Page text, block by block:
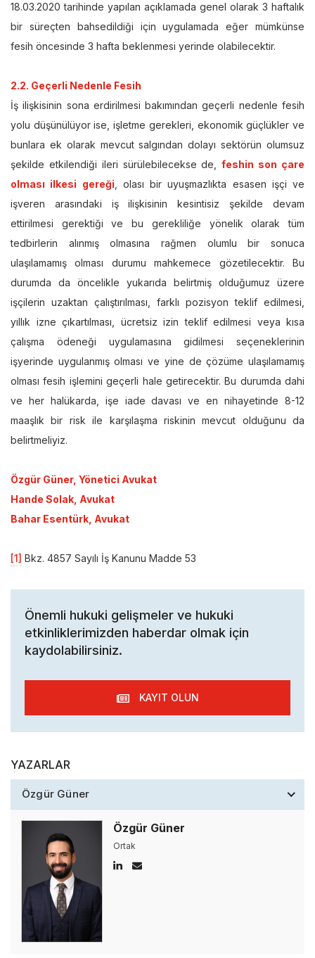
18.03.2020 tarihinde yapılan açıklamada genel olarak 3 haftalık
bir süreçten bahsedildiği için uygulamada eğer mümkünse
fesih öncesinde 3 hafta beklenmesi yerinde olabilecektir.
2.2. Geçerli Nedenle Fesih
İş ilişkisinin sona erdirilmesi bakımından geçerli nedenle fesih
yolu düşünülüyor ise, işletme gerekleri, ekonomik güçlükler ve
bunlara ek olarak mevcut salgından dolayı sektörün olumsuz
şekilde etkilendiği ileri sürülebilecekse de,feshin son çare
olması ilkesi gereği , olası bir uyuşmazlıkta esasen işçi ve
işveren arasındaki iş ilişkisinin kesintisiz şekilde devam
ettirilmesi gerektiği ve bu gerekliliğe yönelik olarak tüm
tedbirlerin alınmış olmasına rağmen olumlu bir sonuca
ulaşılamamış olması durumu mahkemece gözetilecektir. Bu
durumda da öncelikle yukarıda belirtmiş olduğumuz üzere
işçilerin uzaktan çalıştırılması, farklı pozisyon teklif edilmesi,
yıllık izne çıkartılması, ücretsiz izin teklif edilmesi veya kısa
çalışma ödeneği uygulamasına gidilmesi seçeneklerinin
işyerinde uygulanmış olması ve yine de çözüme ulaşılamamış
olması fesih işlemini geçerli hale getirecektir. Bu durumda dahi
ve her halükarda, işe iade davası ve en nihayetinde 8-12
maaşlık bir risk ile karşılaşma riskinin mevcut olduğunu da
belirtmeliyiz.
Özgür Güner, Yönetici Avukat
Hande Solak, Avukat
Bahar Esentürk, Avukat
[1] Bkz. 4857 Sayılı İş Kanunu Madde 53
Önemli hukuki gelişmeler ve hukuki
etkinliklerimizden haberdar olmak için
kaydolabilirsiniz.
KAYIT OLUN
YAZARLAR
Özgür Güner
Özgür Güner
Ortak